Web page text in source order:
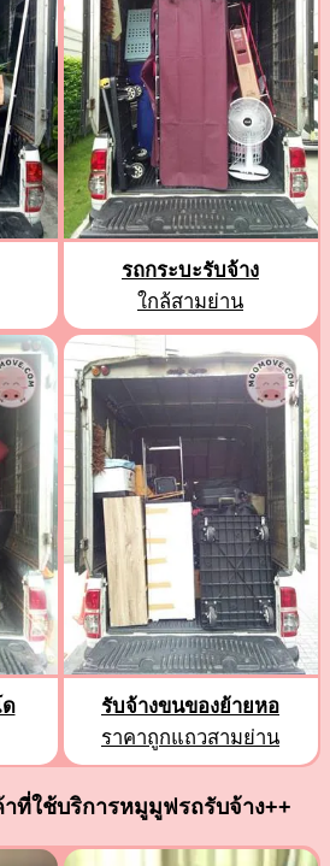
รถกระบะรับจ้าง
ใกล้สามย่าน
รับจ้างขนของย้ายหอ
ราคาถูกแถวสามย่าน
ที่ใช้บริการหมูมูฟรถรับจ้าง++